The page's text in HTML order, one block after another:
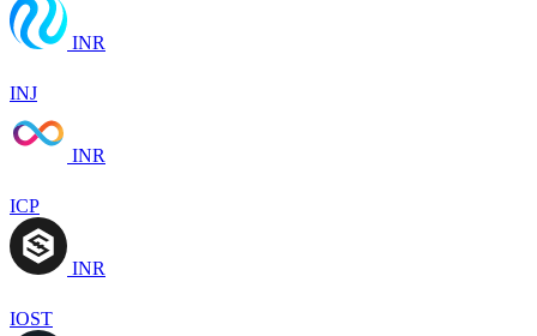
INR
INJ
INR
ICP
INR
IOST